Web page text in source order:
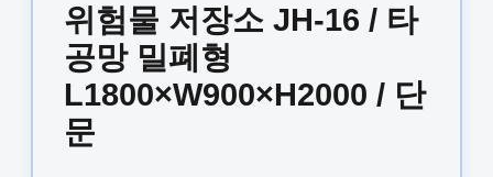
위험물 저장소 JH-16 / 타
공망 밀폐형
L1800×W900×H2000 / 단
문